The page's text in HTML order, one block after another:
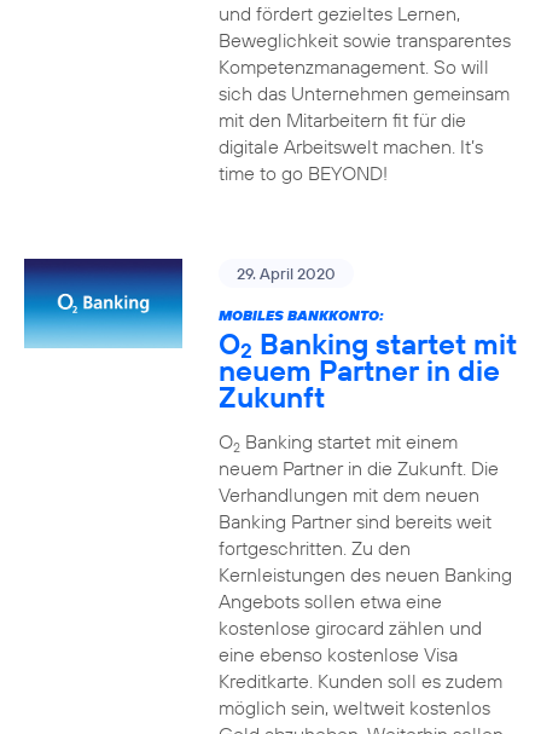
und fördert gezieltes Lernen,
Beweglichkeit sowie transparentes
Kompetenzmanagement. So will
sich das Unternehmen gemeinsam
mit den Mitarbeitern fit für die
digitale Arbeitswelt machen. It’s
time to go BEYOND!
29. April 2020
MOBILES BANKKONTO:
O2 Banking startet mit
neuem Partner in die
Zukunft
O2Banking startet mit einem
neuem Partner in die Zukunft. Die
Verhandlungen mit dem neuen
Banking Partner sind bereits weit
fortgeschritten. Zu den
Kernleistungen des neuen Banking
Angebots sollen etwa eine
kostenlose girocard zählen und
eine ebenso kostenlose Visa
Kreditkarte. Kunden soll es zudem
möglich sein, weltweit kostenlos